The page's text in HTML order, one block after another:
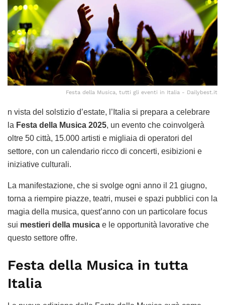
Festa della Musica, tutti gli eventi in Italia - Dailybest.it
n vista del solstizio d’estate, l’Italia si prepara a celebrare
la Festa della Musica 2025, un evento che coinvolgerà
oltre 50 città, 15.000 artisti e migliaia di operatori del
settore, con un calendario ricco di concerti, esibizioni e
iniziative culturali.
La manifestazione, che si svolge ogni anno il 21 giugno,
torna a riempire piazze, teatri, musei e spazi pubblici con la
magia della musica, quest’anno con un particolare focus
sui mestieri della musica e le opportunità lavorative che
questo settore offre.
Festa della Musica in tutta
Italia